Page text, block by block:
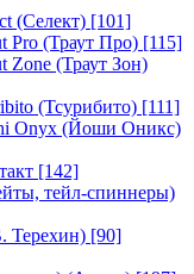
(Селект) [101]
Pro (Траут Про) [115]
Zone (Траут Зон)
(Тсурибито) [111]
Onyx (Йоши Оникс)
[142]
тейл-спиннеры)
Терехин) [90]